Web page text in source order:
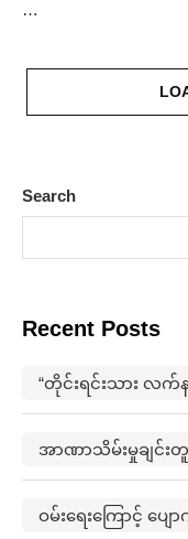
…
Search
Recent Posts
အာဏာသိမ်းမှုချင်း